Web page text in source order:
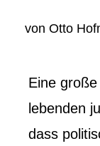
von Otto
Eine
lebenden
dass